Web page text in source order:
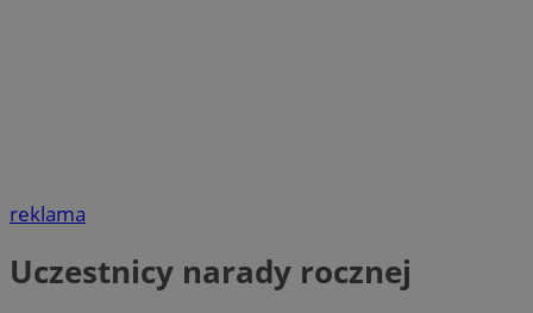
reklama
Uczestnicy narady rocznej